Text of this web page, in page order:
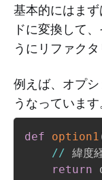
基本的にはま
ドに変換して
うにリファクタ
例えば、オプシ
うなっています
def option1
// 緯度
return